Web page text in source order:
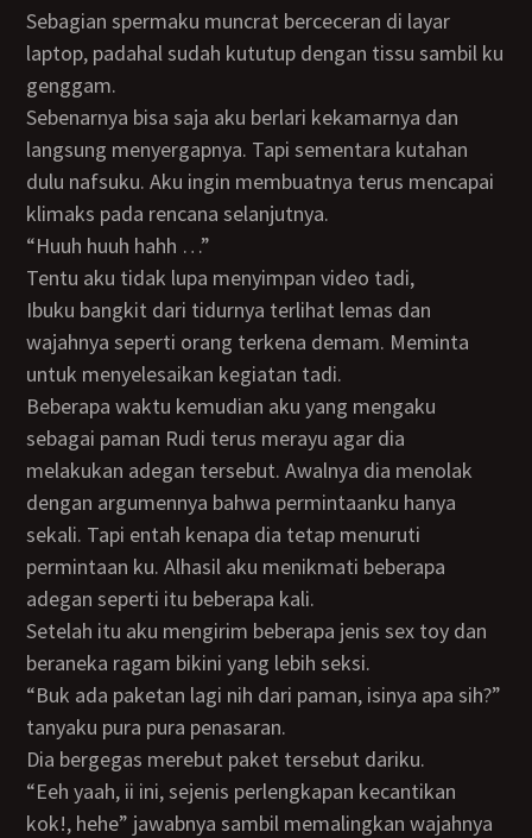
Sebagian spermaku muncrat berceceran di layar
laptop, padahal sudah kututup dengan tissu sambil ku
genggam.
Sebenarnya bisa saja aku berlari kekamarnya dan
langsung menyergapnya. Tapi sementara kutahan
dulu nafsuku. Aku ingin membuatnya terus mencapai
klimaks pada rencana selanjutnya.
“huuh huuh hahh …”
Tentu aku tidak lupa menyimpan video tadi,
Ibuku bangkit dari tidurnya terlihat lemas dan
wajahnya seperti orang terkena demam. Meminta
untuk menyelesaikan kegiatan tadi.
Beberapa waktu kemudian aku yang mengaku
sebagai paman Rudi terus merayu agar dia
melakukan adegan tersebut. Awalnya dia menolak
dengan argumennya bahwa permintaanku hanya
sekali. Tapi entah kenapa dia tetap menuruti
permintaan ku. Alhasil aku menikmati beberapa
adegan seperti itu beberapa kali.
Setelah itu aku mengirim beberapa jenis sex toy dan
beraneka ragam bikini yang lebih seksi.
“Buk ada paketan lagi nih dari paman, isinya apa sih?”
tanyaku pura pura penasaran.
Dia bergegas merebut paket tersebut dariku.
“eeh yaah, ii ini, sejenis perlengkapan kecantikan
kok!, hehe” jawabnya sambil memalingkan wajahnya